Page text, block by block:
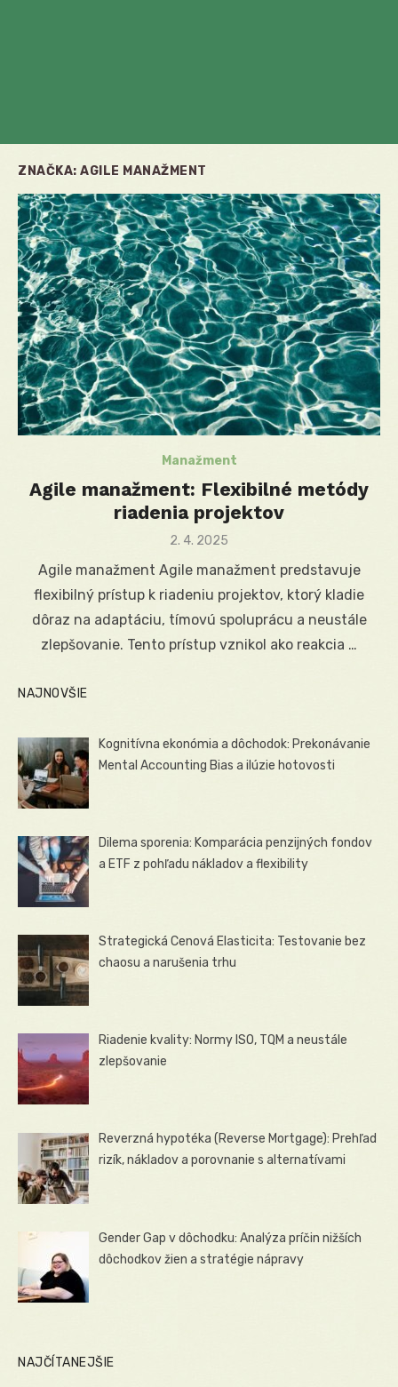
ZNAČKA: AGILE MANAŽMENT
Manažment
Agile manažment: Flexibilné metódy
riadenia projektov
Posted
2. 4. 2025
Agile manažment Agile manažment predstavuje
flexibilný prístup k riadeniu projektov, ktorý kladie
dôraz na adaptáciu, tímovú spoluprácu a neustále
zlepšovanie. Tento prístup vznikol ako reakcia …
NAJNOVŠIE
Kognitívna ekonómia a dôchodok: Prekonávanie
Mental Accounting Bias a ilúzie hotovosti
Dilema sporenia: Komparácia penzijných fondov
a ETF z pohľadu nákladov a flexibility
Strategická Cenová Elasticita: Testovanie bez
chaosu a narušenia trhu
Riadenie kvality: Normy ISO, TQM a neustále
zlepšovanie
Reverzná hypotéka (Reverse Mortgage): Prehľad
rizík, nákladov a porovnanie s alternatívami
Gender Gap v dôchodku: Analýza príčin nižších
dôchodkov žien a stratégie nápravy
NAJČÍTANEJŠIE